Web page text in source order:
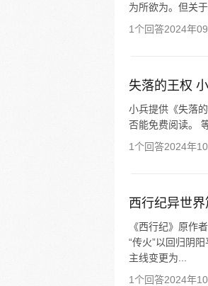
为所欲为。但关
1个回答2024年
失落的王权
小兵提供《失落
否能免费阅读。
1个回答2024年
西行纪异世界
《西行纪》原作
“传火”以回归阴
主线变更为...
1个回答2024年